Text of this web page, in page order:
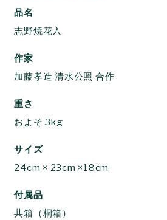
品名
志野焼花入
作家
加藤孝造 清水公照 合作
重さ
およそ 3kg
サイズ
24cm × 23cm ×18cm
付属品
共箱（桐箱）